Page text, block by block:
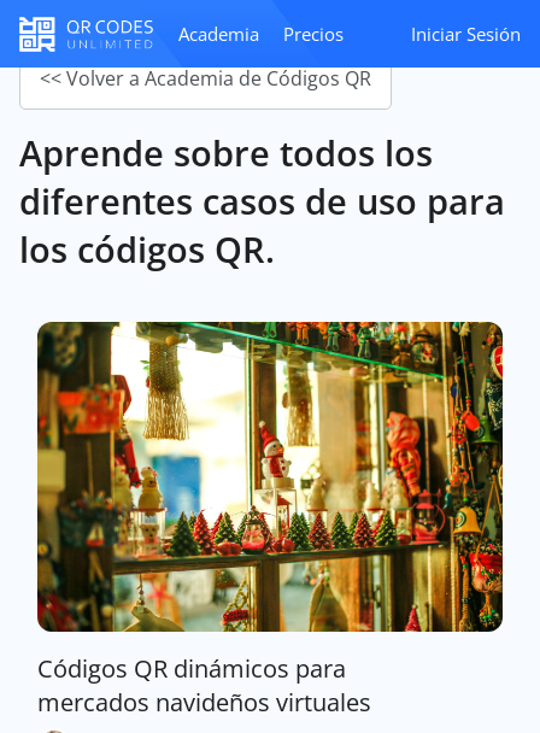
Academia Precios Iniciar Sesión
<< Volver a Academia de Códigos QR
Aprende sobre todos los
diferentes casos de uso para
los códigos QR.
Códigos QR dinámicos para
mercados navideños virtuales